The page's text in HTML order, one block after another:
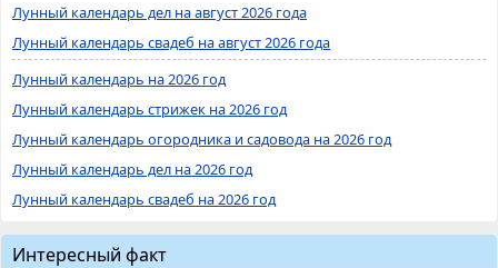
Лунный календарь дел на август 2026 года
Лунный календарь свадеб на август 2026 года
Лунный календарь на 2026 год
Лунный календарь стрижек на 2026 год
Лунный календарь огородника и садовода на 2026 год
Лунный календарь дел на 2026 год
Лунный календарь свадеб на 2026 год
Интересный факт